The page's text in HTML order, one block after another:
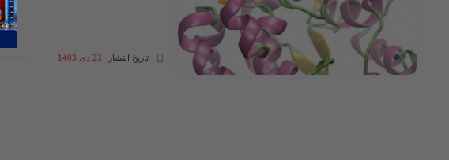
تاریخ انتشار 23 دی 1403